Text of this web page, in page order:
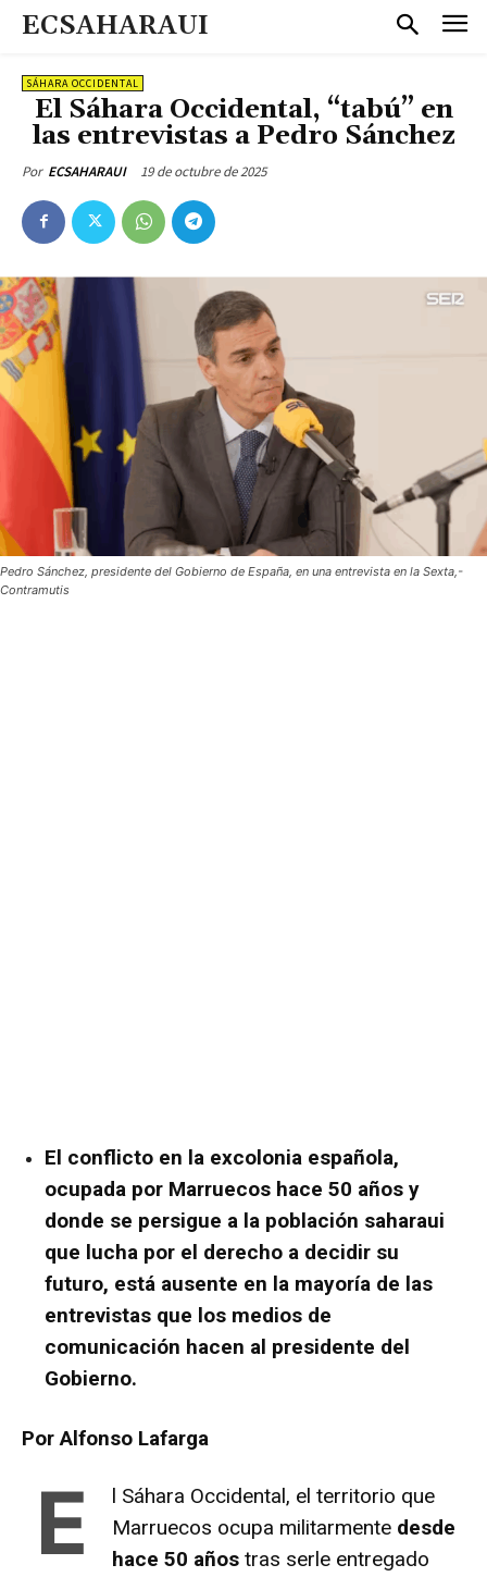
ECSAHARAUI
SÁHARA OCCIDENTAL
El Sáhara Occidental, “tabú” en
las entrevistas a Pedro Sánchez
Por ECSAHARAUI 19 de octubre de 2025
Pedro Sánchez, presidente del Gobierno de España, en una entrevista en la Sexta,-
Contramutis
El conflicto en la excolonia española,
ocupada por Marruecos hace 50 años y
donde se persigue a la población saharaui
que lucha por el derecho a decidir su
futuro, está ausente en la mayoría de las
entrevistas que los medios de
comunicación hacen al presidente del
Gobierno.
Por Alfonso Lafarga
E
l Sáhara Occidental, el territorio que
Marruecos ocupa militarmente desde
hace 50 años tras serle entregado